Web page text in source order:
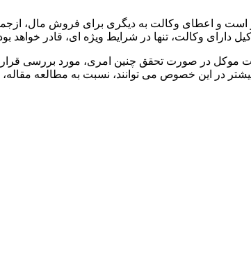
است و اعطای وکالت به دیگری برای فروش مال،
دارای وکالت، تنها در شرایط ویژه ای، قادر خواهد
موکل در صورت تحقق چنین امری، مورد بررسی
در این خصوص می توانند، نسبت به مطالعه مقاله،